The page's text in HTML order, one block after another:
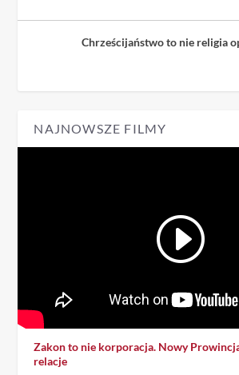
Chrześcijaństwo to nie religia
NAJNOWSZE FILMY
Zakon to nie korporacja. Nowy
relacje